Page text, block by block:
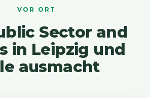
VOR ORT
Sector and
in Leipzig und
ausmacht